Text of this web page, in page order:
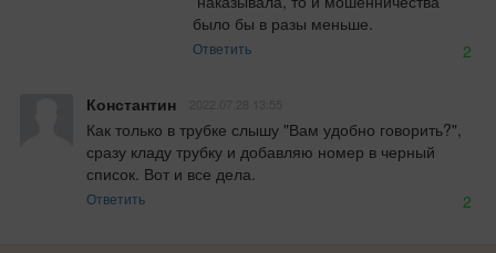
было бы в разы меньше.
Ответить 2
Константин
Как только в трубке слышу "Вам удобно говорить?",
сразу кладу трубку и добавляю номер в черный
список. Вот и все дела.
Ответить 2